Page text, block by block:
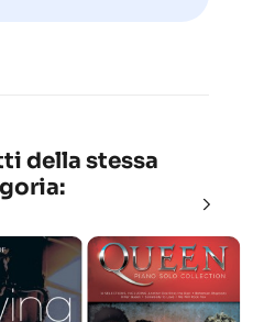
della stessa